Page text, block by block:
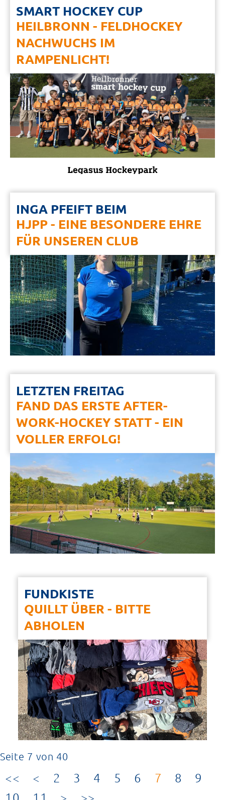
SMART HOCKEY CUP
HEILBRONN - FELDHOCKEY
NACHWUCHS IM
RAMPENLICHT!
INGA PFEIFT BEIM
HJPP - EINE BESONDERE EHRE
FÜR UNSEREN CLUB
LETZTEN FREITAG
FAND DAS ERSTE AFTER-
WORK-HOCKEY STATT - EIN
VOLLER ERFOLG!
FUNDKISTE
QUILLT ÜBER - BITTE
ABHOLEN
Seite 7 von 40
2 3 4 5 6 7 8
9
10
11